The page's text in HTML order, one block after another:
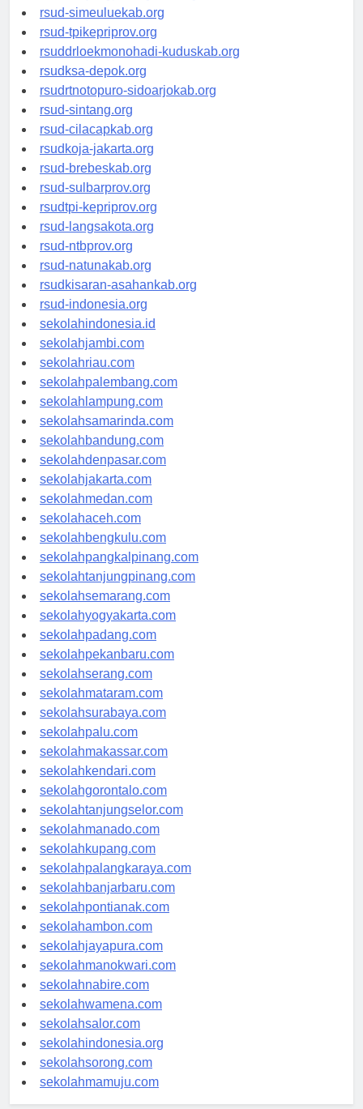
rsud-tanjungpinangkota.org
rsud-simeuluekab.org
rsud-tpikepriprov.org
rsuddrloekmonohadi-kuduskab.org
rsudksa-depok.org
rsudrtnotopuro-sidoarjokab.org
rsud-sintang.org
rsud-cilacapkab.org
rsudkoja-jakarta.org
rsud-brebeskab.org
rsud-sulbarprov.org
rsudtpi-kepriprov.org
rsud-langsakota.org
rsud-ntbprov.org
rsud-natunakab.org
rsudkisaran-asahankab.org
rsud-indonesia.org
sekolahindonesia.id
sekolahjambi.com
sekolahriau.com
sekolahpalembang.com
sekolahlampung.com
sekolahsamarinda.com
sekolahbandung.com
sekolahdenpasar.com
sekolahjakarta.com
sekolahmedan.com
sekolahaceh.com
sekolahbengkulu.com
sekolahpangkalpinang.com
sekolahtanjungpinang.com
sekolahsemarang.com
sekolahyogyakarta.com
sekolahpadang.com
sekolahpekanbaru.com
sekolahserang.com
sekolahmataram.com
sekolahsurabaya.com
sekolahpalu.com
sekolahmakassar.com
sekolahkendari.com
sekolahgorontalo.com
sekolahtanjungselor.com
sekolahmanado.com
sekolahkupang.com
sekolahpalangkaraya.com
sekolahbanjarbaru.com
sekolahpontianak.com
sekolahambon.com
sekolahjayapura.com
sekolahmanokwari.com
sekolahnabire.com
sekolahwamena.com
sekolahsalor.com
sekolahindonesia.org
sekolahsorong.com